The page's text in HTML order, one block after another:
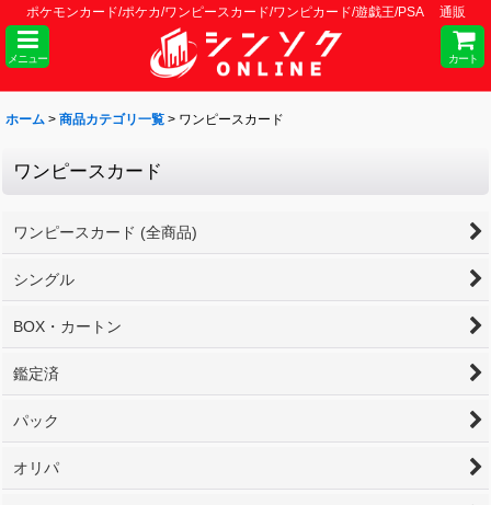
ポケモンカード/ポケカ/ワンピースカード/ワンピカード/遊戯王/PSA 通販
メニュー カート
ホーム > 商品カテゴリ一覧 > ワンピースカード
ワンピースカード
ワンピースカード (全商品)
シングル
BOX・カートン
鑑定済
パック
オリパ